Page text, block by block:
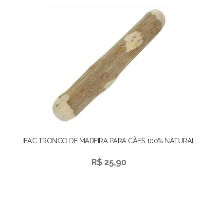
IEAC TRONCO DE MADEIRA PARA CÃES 100% NATURAL
R$ 25,90